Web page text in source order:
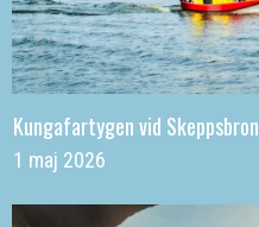
Kungafartygen vid Skeppsbron
1 maj 2026